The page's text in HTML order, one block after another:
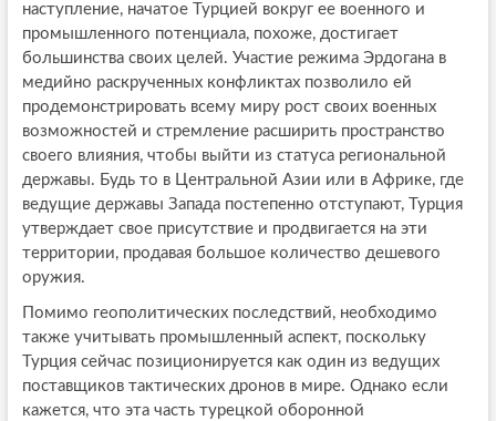
наступление, начатое Турцией вокруг ее военного и
промышленного потенциала, похоже, достигает
большинства своих целей. Участие режима Эрдогана в
медийно раскрученных конфликтах позволило ей
продемонстрировать всему миру рост своих военных
возможностей и стремление расширить пространство
своего влияния, чтобы выйти из статуса региональной
державы. Будь то в Центральной Азии или в Африке, где
ведущие державы Запада постепенно отступают, Турция
утверждает свое присутствие и продвигается на эти
территории, продавая большое количество дешевого
оружия.
Помимо геополитических последствий, необходимо
также учитывать промышленный аспект, поскольку
Турция сейчас позиционируется как один из ведущих
поставщиков тактических дронов в мире. Однако если
кажется, что эта часть турецкой оборонной